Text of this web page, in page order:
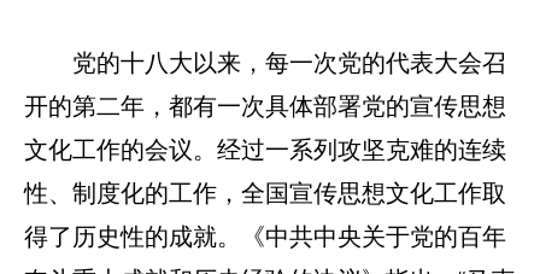
党的十八大以来，每一次党的代表大会召
开的第二年，都有一次具体部署党的宣传思想
文化工作的会议。经过一系列攻坚克难的连续
性、制度化的工作，全国宣传思想文化工作取
得了历史性的成就。《中共中央关于党的百年